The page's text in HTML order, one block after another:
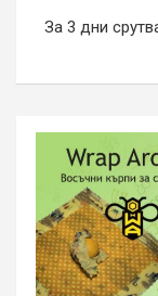
За 3 дни